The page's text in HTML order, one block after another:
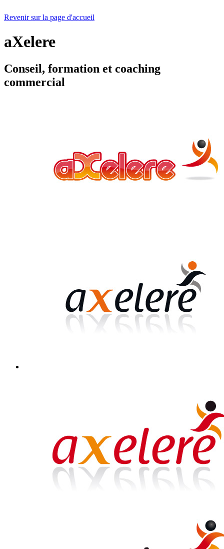
Revenir sur la page d'accueil
aXelere
Conseil, formation et coaching
commercial